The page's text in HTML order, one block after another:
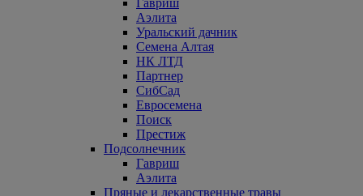
Гавриш
Аэлита
Уральский дачник
Семена Алтая
НК ЛТД
Партнер
СибСад
Евросемена
Поиск
Престиж
Подсолнечник
Гавриш
Аэлита
Пряные и лекарственные травы